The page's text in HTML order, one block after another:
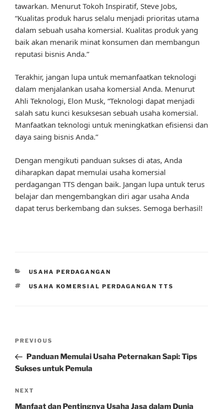
tawarkan. Menurut Tokoh Inspiratif, Steve Jobs,
“Kualitas produk harus selalu menjadi prioritas utama
dalam sebuah usaha komersial. Kualitas produk yang
baik akan menarik minat konsumen dan membangun
reputasi bisnis Anda.”
Terakhir, jangan lupa untuk memanfaatkan teknologi
dalam menjalankan usaha komersial Anda. Menurut
Ahli Teknologi, Elon Musk, “Teknologi dapat menjadi
salah satu kunci kesuksesan sebuah usaha komersial.
Manfaatkan teknologi untuk meningkatkan efisiensi dan
daya saing bisnis Anda.”
Dengan mengikuti panduan sukses di atas, Anda
diharapkan dapat memulai usaha komersial
perdagangan TTS dengan baik. Jangan lupa untuk terus
belajar dan mengembangkan diri agar usaha Anda
dapat terus berkembang dan sukses. Semoga berhasil!
CATEGORIES
USAHA PERDAGANGAN
TAGS
USAHA KOMERSIAL PERDAGANGAN TTS
Previous
Post
PREVIOUS
Panduan Memulai Usaha Peternakan Sapi: Tips
Sukses untuk Pemula
Next
Post
NEXT
Manfaat dan Pentingnya Usaha Jasa dalam Dunia